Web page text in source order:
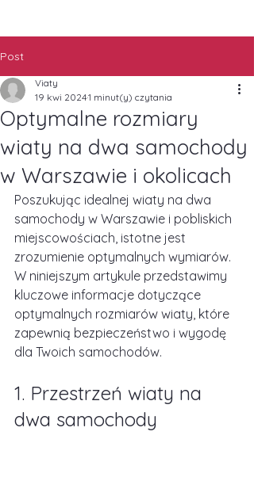
Post
Optymalne rozmiary
wiaty na dwa samochody
w Warszawie i okolicach
Viaty
19 kwi 20241 minut(y) czytania
Poszukując idealnej wiaty na dwa
samochody w Warszawie i pobliskich
miejscowościach, istotne jest
zrozumienie optymalnych wymiarów.
W niniejszym artykule przedstawimy
kluczowe informacje dotyczące
optymalnych rozmiarów wiaty, które
zapewnią bezpieczeństwo i wygodę
dla Twoich samochodów.
1. Przestrzeń wiaty na
dwa samochody